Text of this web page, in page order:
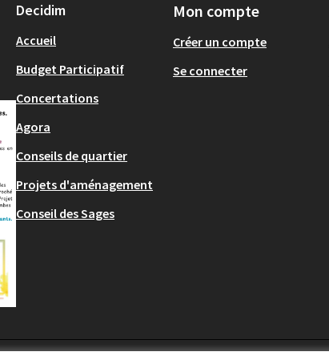
Decidim
Accueil
Budget Participatif
Concertations
Agora
Conseils de quartier
Projets d'aménagement
Conseil des Sages
Mon compte
Créer un compte
Se connecter